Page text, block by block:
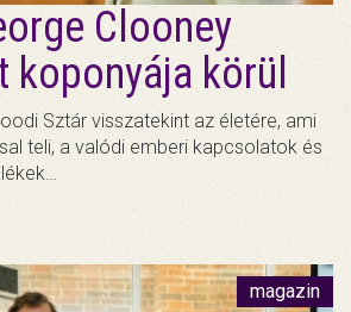
Clooney
koponyája körül
Sztár visszatekint az életére, ami
teli, a valódi emberi kapcsolatok és
magazin